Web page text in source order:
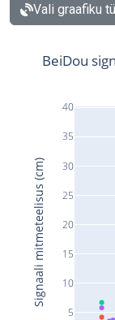
Vali graafiku
5
10
15
20
25
30
35
40
BeiDou
Signaali mitmeteelisus (cm)